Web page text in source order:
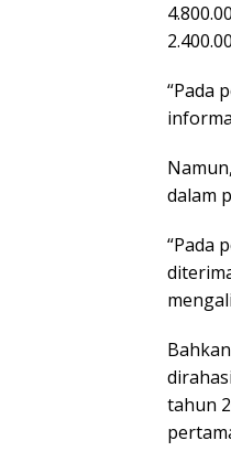
“Pada
dalam
“Pada
tahun